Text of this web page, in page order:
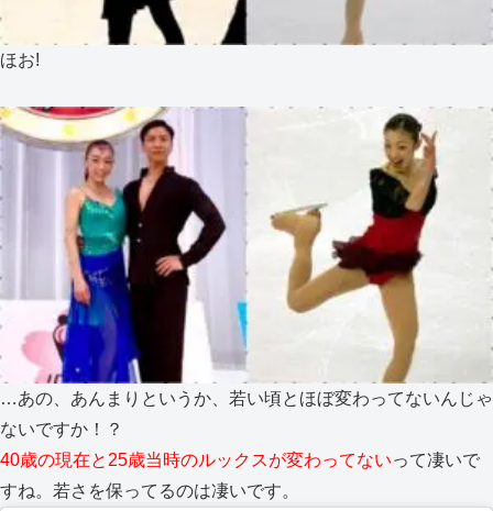
ほお!
…あの、あんまりというか、若い頃とほぼ変わってないんじゃ
ないですか！？
40歳の現在と25歳当時のルックスが変わってないって凄いで
すね。若さを保ってるのは凄いです。